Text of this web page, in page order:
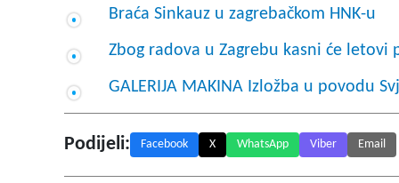
Braća Sinkauz u zagrebačkom HNK-u
Zbog radova u Zagrebu kasni će
GALERIJA MAKINA Izložba u povodu
Podijeli: Facebook X WhatsApp Viber Email